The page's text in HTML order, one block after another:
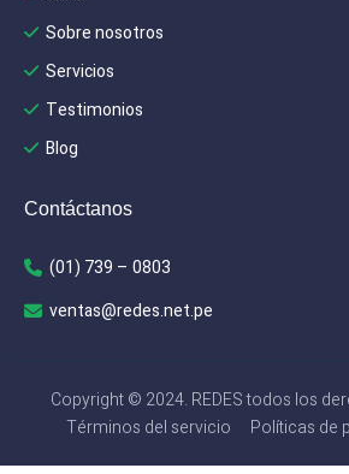
Sobre nosotros
Servicios
Testimonios
Blog
Contáctanos
(01) 739 – 0803
ventas@redes.net.pe
Copyright © 2024. REDES todos los
Términos del servicio
Políticas de